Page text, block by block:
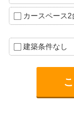
カースペース2
建築条件なし